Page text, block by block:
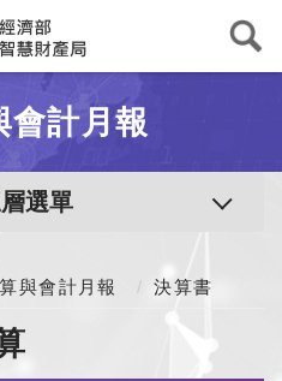
會計月報
選單
與會計月報 決算書